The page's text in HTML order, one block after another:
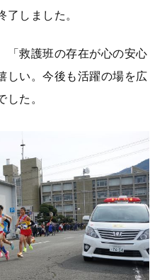
しました。
救護班の存在が心の安心
しい。今後も活躍の場を広
た。